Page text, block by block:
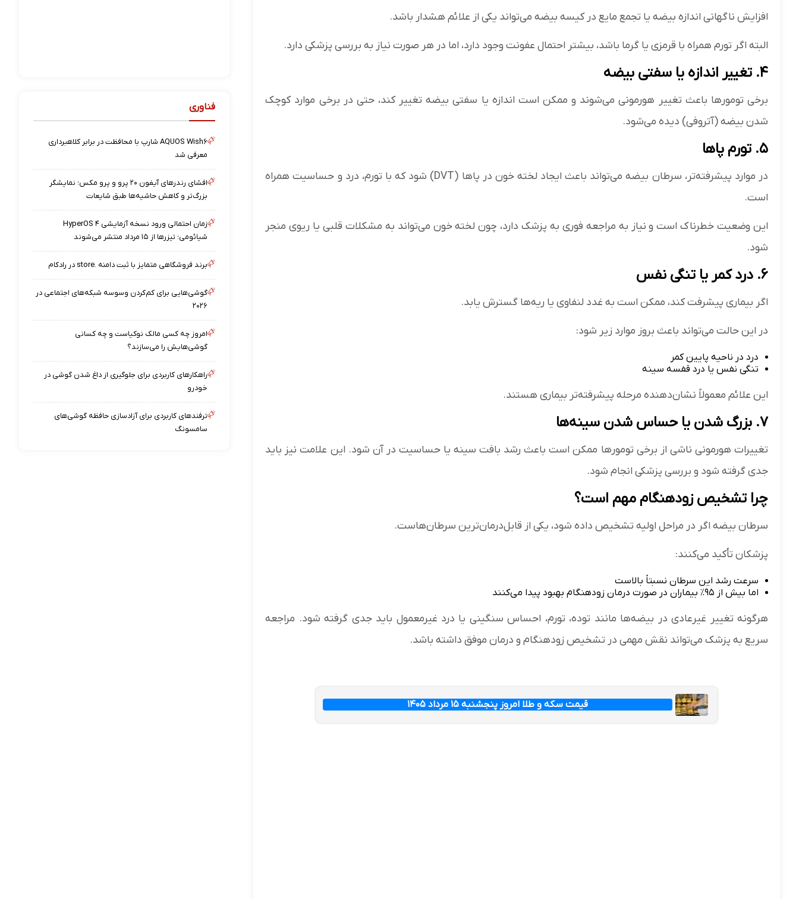
افزایش ناگهانی اندازه بیضه یا تجمع مایع در کیسه بیضه می‌تواند یکی از علائم هشدار باشد.
البته اگر تورم همراه با قرمزی یا گرما باشد، بیشتر احتمال عفونت وجود دارد، اما در هر صورت نیاز به بررسی پزشکی دارد.
۴. تغییر اندازه یا سفتی بیضه
برخی تومورها باعث تغییر هورمونی می‌شوند و ممکن است اندازه یا سفتی بیضه تغییر کند، حتی در برخی موارد کوچک
شدن بیضه (آتروفی) دیده می‌شود.
۵. تورم پاها
در موارد پیشرفته‌تر، سرطان بیضه می‌تواند باعث ایجاد لخته خون در پاها (DVT) شود که با تورم، درد و حساسیت همراه
است.
این وضعیت خطرناک است و نیاز به مراجعه فوری به پزشک دارد، چون لخته خون می‌تواند به مشکلات قلبی یا ریوی منجر
شود.
۶. درد کمر یا تنگی نفس
اگر بیماری پیشرفت کند، ممکن است به غدد لنفاوی یا ریه‌ها گسترش یابد.
در این حالت می‌تواند باعث بروز موارد زیر شود:
درد در ناحیه پایین کمر
تنگی نفس یا درد قفسه سینه
این علائم معمولاً نشان‌دهنده مرحله پیشرفته‌تر بیماری هستند.
۷. بزرگ شدن یا حساس شدن سینه‌ها
تغییرات هورمونی ناشی از برخی تومورها ممکن است باعث رشد بافت سینه یا حساسیت در آن شود. این علامت نیز باید
جدی گرفته شود و بررسی پزشکی انجام شود.
چرا تشخیص زودهنگام مهم است؟
سرطان بیضه اگر در مراحل اولیه تشخیص داده شود، یکی از قابل‌درمان‌ترین سرطان‌هاست.
پزشکان تأکید می‌کنند:
سرعت رشد این سرطان نسبتاً بالاست
اما بیش از ۹۵٪ بیماران در صورت درمان زودهنگام بهبود پیدا می‌کنند
هرگونه تغییر غیرعادی در بیضه‌ها مانند توده، تورم، احساس سنگینی یا درد غیرمعمول باید جدی گرفته شود. مراجعه
سریع به پزشک می‌تواند نقش مهمی در تشخیص زودهنگام و درمان موفق داشته باشد.
قیمت سکه و طلا امروز پنجشنبه ۱۵ مرداد ۱۴۰۵
فناوری
AQUOS Wish۶ شارپ با محافظت در برابر کلاهبرداری
معرفی شد
افشای رندرهای آیفون ۲۰ پرو و پرو مکس؛ نمایشگر
بزرگ‌تر و کاهش حاشیه‌ها طبق شایعات
زمان احتمالی ورود نسخه آزمایشی HyperOS ۴
شیائومی؛ تیزرها از ۱۵ مرداد منتشر می‌شوند
برند فروشگاهی متمایز با ثبت دامنه .store در رادکام
گوشی‌هایی برای کم‌کردن وسوسه شبکه‌های اجتماعی در
۲۰۲۶
امروز چه کسی مالک نوکیاست و چه کسانی
گوشی‌هایش را می‌سازند؟
راهکارهای کاربردی برای جلوگیری از داغ شدن گوشی در
خودرو
ترفندهای کاربردی برای آزادسازی حافظه گوشی‌های
سامسونگ